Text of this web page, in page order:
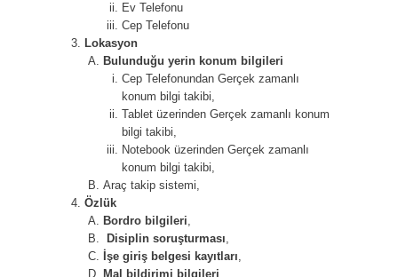
Ev Telefonu
Cep Telefonu
Lokasyon
Bulunduğu yerin konum bilgileri
Cep Telefonundan Gerçek zamanlı
konum bilgi takibi,
Tablet üzerinden Gerçek zamanlı konum
bilgi takibi,
Notebook üzerinden Gerçek zamanlı
konum bilgi takibi,
Araç takip sistemi,
Özlük
Bordro bilgileri,
Disiplin soruşturması,
İşe giriş belgesi kayıtları,
Mal bildirimi bilgileri,